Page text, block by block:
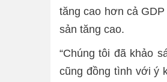
tăng cao hơn cả
sản tăng cao.
“Chúng tôi đã khảo
cũng đồng tình với ý